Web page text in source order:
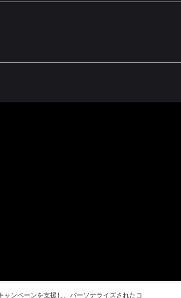
ンペーンを支援し、パーソナライズされたコ